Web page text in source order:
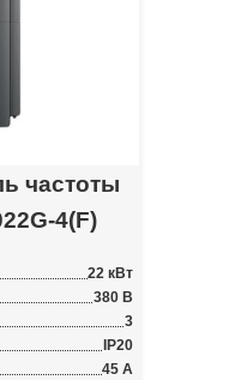
частоты
4(F)
22 кВт
380 В
3
IP20
45 А